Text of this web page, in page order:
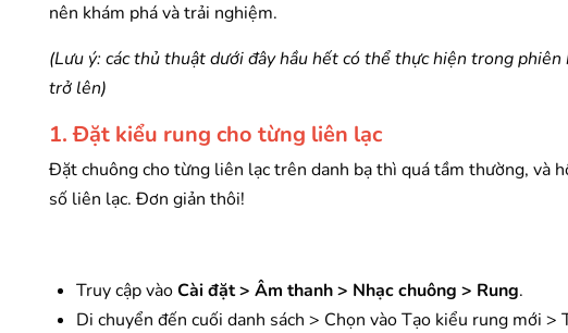
nên khám phá và trải nghiệm.
(Lưu ý: các thủ thuật dưới đây hầu hết có thể thực hiện trong
trở lên)
1. Đặt kiểu rung cho từng liên lạc
Đặt chuông cho từng liên lạc trên danh bạ thì quá tầm thường, và
số liên lạc. Đơn giản thôi!
Truy cập vàoCài đặt > Âm thanh > Nhạc chuông > Rung.
Di chuyển đến cuối danh sách > Chọn vào Tạo kiểu rung mới >